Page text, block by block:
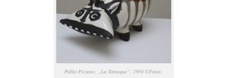
Pablo Picasso, „La Tarasque“, 1954 ©Fotos: